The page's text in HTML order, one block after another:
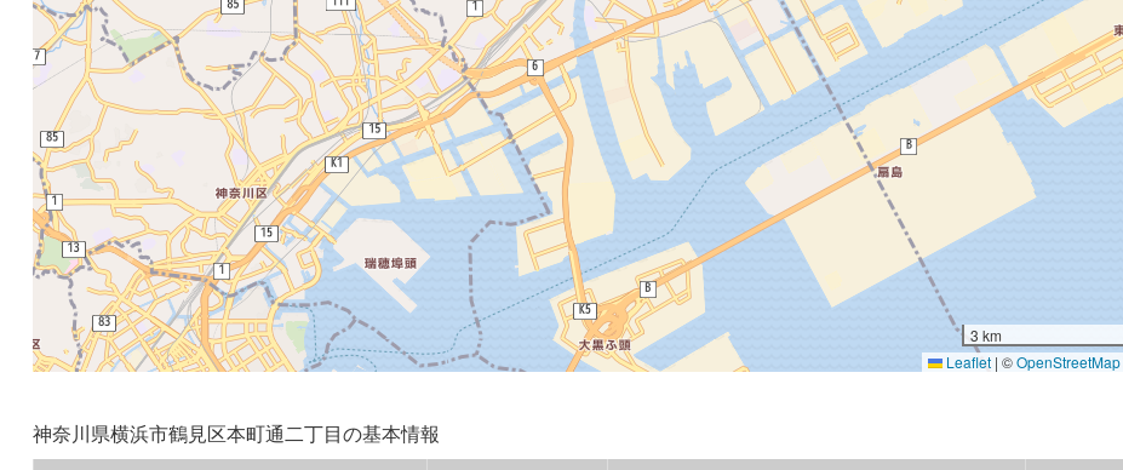
3 km
Leaflet | ©OpenStreetMap
神奈川県横浜市鶴見区本町通二丁目の基本情報